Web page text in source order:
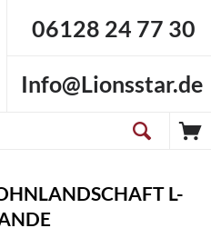
06128 24 77 30
Info@Lionsstar.de
L-